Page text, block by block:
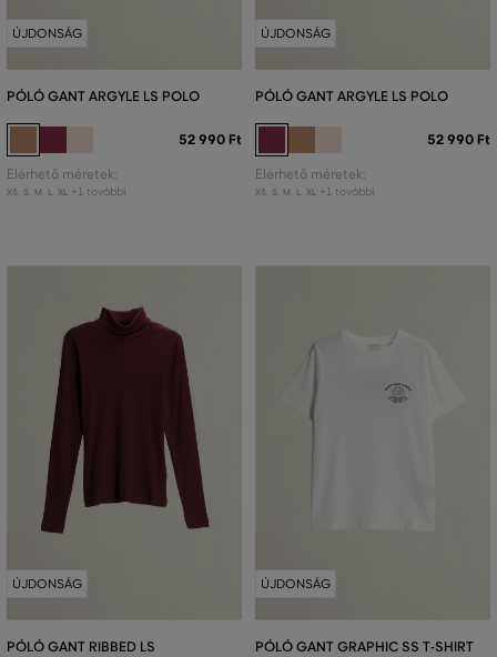
ÚJDONSÁG
PÓLÓ GANT ARGYLE LS POLO
52 990 Ft
Elérhető méretek:
XS, S, M L XL +1 további
ÚJDONSÁG
PÓLÓ GANT ARGYLE LS POLO
52 990 Ft
Elérhető méretek:
XS, S, M L XL +1 további
ÚJDONSÁG
PÓLÓ GANT RIBBED LS
ÚJDONSÁG
PÓLÓ GANT GRAPHIC SS T-SHIRT